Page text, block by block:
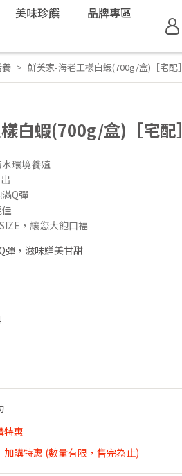
美味珍饌
品牌專區
鮮美家-海老王樣白蝦(700g/盒)［宅配］
白蝦(700g/盒)［宅配］
環境養殖
Q彈
，讓您大飽口福
彈，滋味鮮美甘甜
特惠
購特惠 (數量有限，售完為止)